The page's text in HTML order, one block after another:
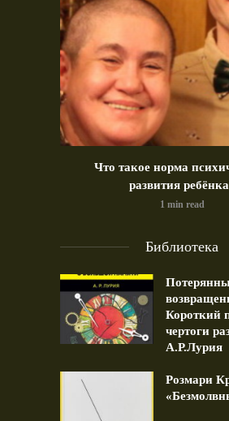
Что такое норма
развития
1 min read
Библиотека
Короткий
чертоги
А.Р.Лурия
Розмари